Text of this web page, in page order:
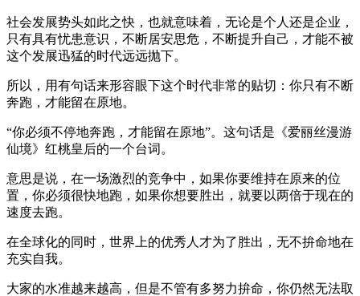
社会发展势头如此之快，也就意味着，无论是个人还是企业，
只有具有忧患意识，不断居安思危，不断提升自己，才能不被
这个发展迅猛的时代远远抛下。
所以，用有句话来形容眼下这个时代非常的贴切：你只有不断
奔跑，才能留在原地。
“你必须不停地奔跑，才能留在原地”。这句话是《爱丽丝漫游
仙境》红桃皇后的一个台词。
意思是说，在一场激烈的竞争中，如果你要维持在原来的位
置，你必须很快地跑，如果你想要胜出，就要以两倍于现在的
速度去跑。
在全球化的同时，世界上的优秀人才为了胜出，无不拚命地在
充实自我。
大家的水准越来越高，但是不管有多努力拚命，你仍然无法取